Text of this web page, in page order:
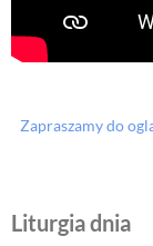
Zapraszamy do
Liturgia dnia